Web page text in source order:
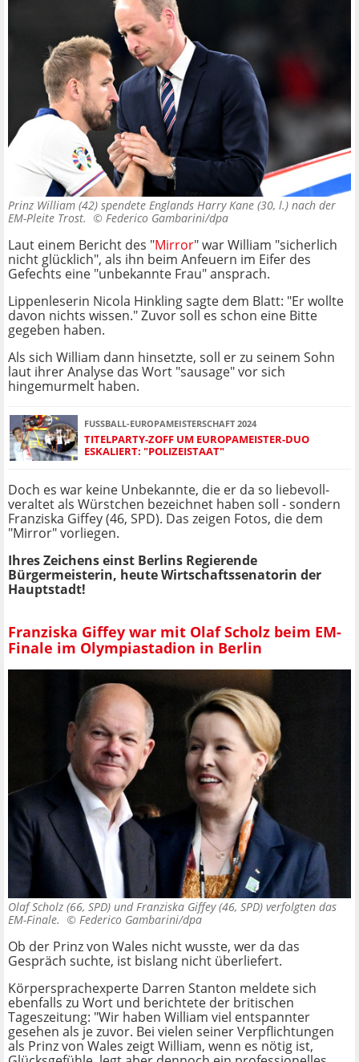
Prinz William (42) spendete Englands Harry Kane (30, l.) nach der
EM-Pleite Trost. © Federico Gambarini/dpa
Laut einem Bericht des "Mirror" war William "sicherlich
nicht glücklich", als ihn beim Anfeuern im Eifer des
Gefechts eine "unbekannte Frau" ansprach.
Lippenleserin Nicola Hinkling sagte dem Blatt: "Er wollte
davon nichts wissen." Zuvor soll es schon eine Bitte
gegeben haben.
Als sich William dann hinsetzte, soll er zu seinem Sohn
laut ihrer Analyse das Wort "sausage" vor sich
hingemurmelt haben.
FUSSBALL-EUROPAMEISTERSCHAFT 2024
TITELPARTY-ZOFF UM EUROPAMEISTER-DUO
ESKALIERT: "POLIZEISTAAT"
Doch es war keine Unbekannte, die er da so liebevoll-
veraltet als Würstchen bezeichnet haben soll - sondern
Franziska Giffey (46, SPD). Das zeigen Fotos, die dem
"Mirror" vorliegen.
Ihres Zeichens einst Berlins Regierende
Bürgermeisterin, heute Wirtschaftssenatorin der
Hauptstadt!
Franziska Giffey war mit Olaf Scholz beim EM-
Finale im Olympiastadion in Berlin
Olaf Scholz (66, SPD) und Franziska Giffey (46, SPD) verfolgten das
EM-Finale. © Federico Gambarini/dpa
Ob der Prinz von Wales nicht wusste, wer da das
Gespräch suchte, ist bislang nicht überliefert.
Körpersprachexperte Darren Stanton meldete sich
ebenfalls zu Wort und berichtete der britischen
Tageszeitung: "Wir haben William viel entspannter
gesehen als je zuvor. Bei vielen seiner Verpflichtungen
als Prinz von Wales zeigt William, wenn es nötig ist,